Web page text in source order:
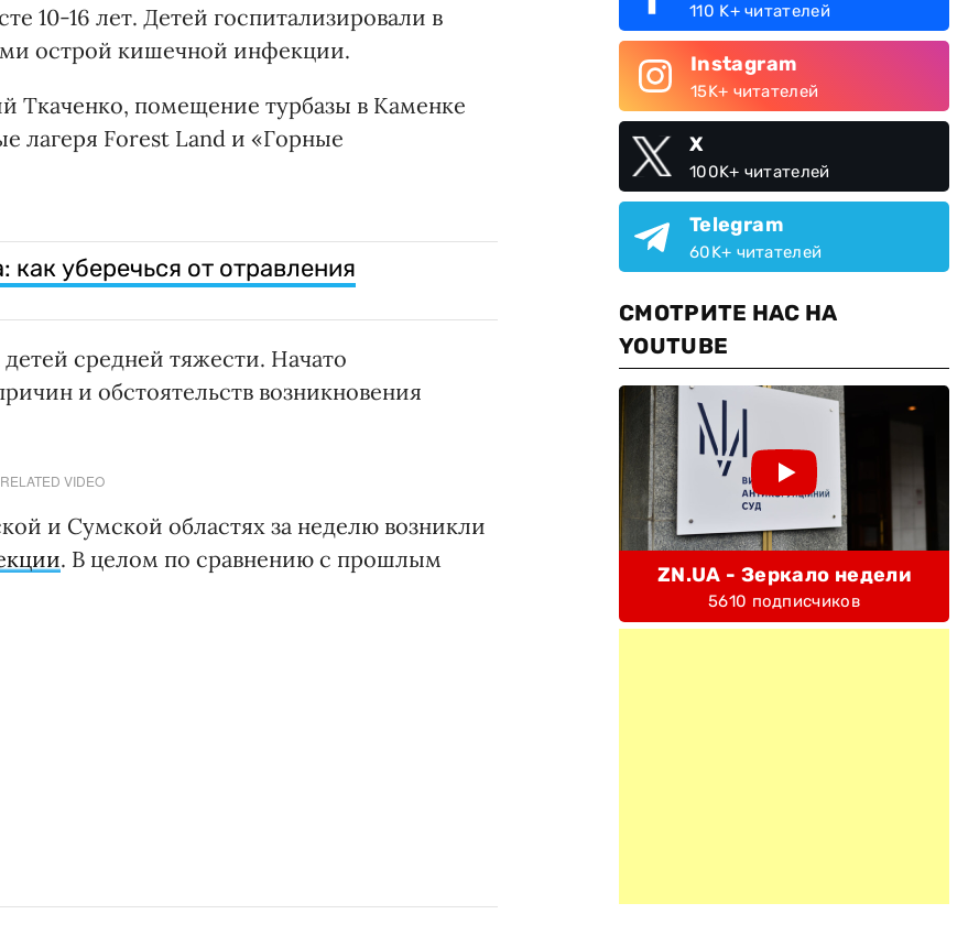
10-16 лет. Детей госпитализировали в
острой кишечной инфекции.
Ткаченко, помещение турбазы в Каменке
лагеря Forest Land и «Горные
уберечься от отравления
средней тяжести. Начато
и обстоятельств возникновения
RELATED VIDEO
и Сумской областях за неделю возникли
. В целом по сравнению с прошлым
110 K+ читателей
Instagram
15K+ читателей
X
100K+ читателей
Telegram
60K+ читателей
СМОТРИТЕ НАС НА
YOUTUBE
ZN.UA - Зеркало недели
5610 подписчиков